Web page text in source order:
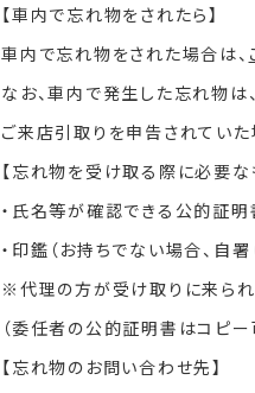
【車内で忘れ物をされたら】
車内で忘れ物をされた場合は、
なお、車内で発生した忘れ物は
ご来店引取りを申告されてい
【忘れ物を受け取る際に必要な
・氏名等が確認できる公的証明
・印鑑（お持ちでない場合、自署
※代理の方が受け取りに来ら
（委任者の公的証明書はコピー
【忘れ物のお問い合わせ先】